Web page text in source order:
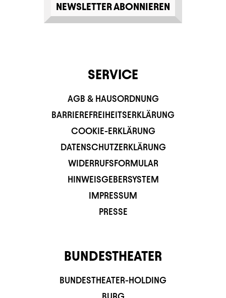
NEWSLETTER ABONNIEREN
SERVICE
AGB & HAUSORDNUNG
BARRIEREFREIHEITSERKLÄRUNG
COOKIE-ERKLÄRUNG
DATENSCHUTZERKLÄRUNG
WIDERRUFSFORMULAR
HINWEISGEBERSYSTEM
IMPRESSUM
PRESSE
BUNDESTHEATER
BUNDESTHEATER-HOLDING
BURG